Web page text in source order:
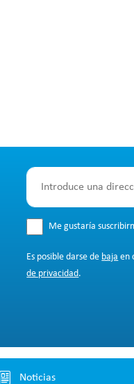
Me gustaría
Es posible darse de baja en
de privacidad.
Noticias